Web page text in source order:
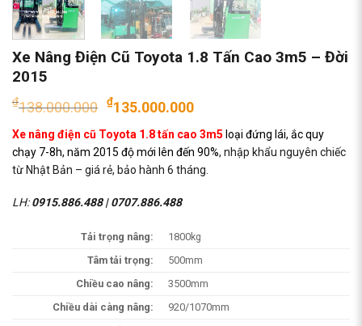
Xe Nâng Điện Cũ Toyota 1.8 Tấn Cao 3m5 – Đời
2015
₫138.000.000 Giá
gốc
là:
₫138.000.000.
₫135.000.000Giá
hiện
tại
là:
₫135.000.000.
Xe nâng điện cũ Toyota 1.8 tấn cao 3m5 loại đứng lái, ắc quy
chạy 7-8h, năm 2015 độ mới lên đến 90%, nhập khẩu nguyên chiếc
từ Nhật Bản – giá rẻ, bảo hành 6 tháng.
LH:0915.886.488|0707.886.488
Tải trọng nâng:
1800kg
Tâm tải trọng:
500mm
Chiều cao nâng:
3500mm
Chiều dài càng nâng:
920/1070mm